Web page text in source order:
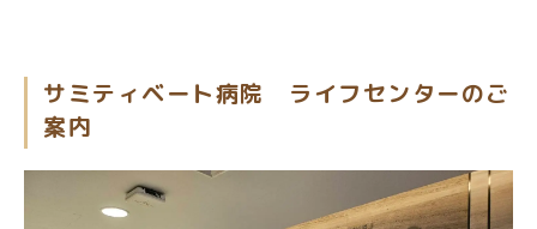
サミティベート病院 ライフセンターのご
案内